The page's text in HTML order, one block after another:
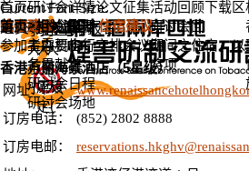
Current Font Size:
跳到內容
繁體字型
大
小：
小(
A)
字型
大
小：
原设
定(
A)
字型
大
小：
大(
A)
首页研讨会详情
研讨会概要
主办机构
各界献辞
研讨会日程
研讨会场地
论文征集活动回顾
研讨会回
顾
奖项
下载区
递交论文立即报名
住宿建议
首页>相关资讯>住宿建议
参加者需要自行安排会议期间之住宿，
香港万丽海景酒店（5星级）
网址：
订房电话：
(852) 2802 8888
订房电邮：